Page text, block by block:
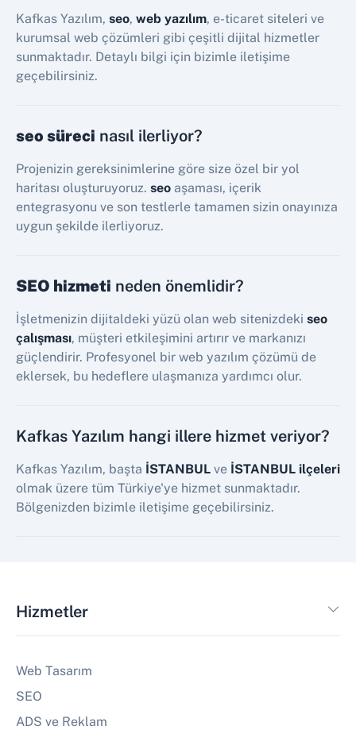
Kafkas Yazılım, seo, web yazılım, e-ticaret siteleri ve
kurumsal web çözümleri gibi çeşitli dijital hizmetler
sunmaktadır. Detaylı bilgi için bizimle iletişime
geçebilirsiniz.
seo süreci nasıl ilerliyor?
Projenizin gereksinimlerine göre size özel bir yol
haritası oluşturuyoruz. seo aşaması, içerik
entegrasyonu ve son testlerle tamamen sizin onayınıza
uygun şekilde ilerliyoruz.
SEO hizmeti neden önemlidir?
İşletmenizin dijitaldeki yüzü olan web sitenizdeki seo
çalışması, müşteri etkileşimini artırır ve markanızı
güçlendirir. Profesyonel bir web yazılım çözümü de
eklersek, bu hedeflere ulaşmanıza yardımcı olur.
Kafkas Yazılım hangi illere hizmet veriyor?
Kafkas Yazılım, başta İSTANBUL ve İSTANBUL ilçeleri
olmak üzere tüm Türkiye'ye hizmet sunmaktadır.
Bölgenizden bizimle iletişime geçebilirsiniz.
Hizmetler
Web Tasarım
SEO
ADS ve Reklam